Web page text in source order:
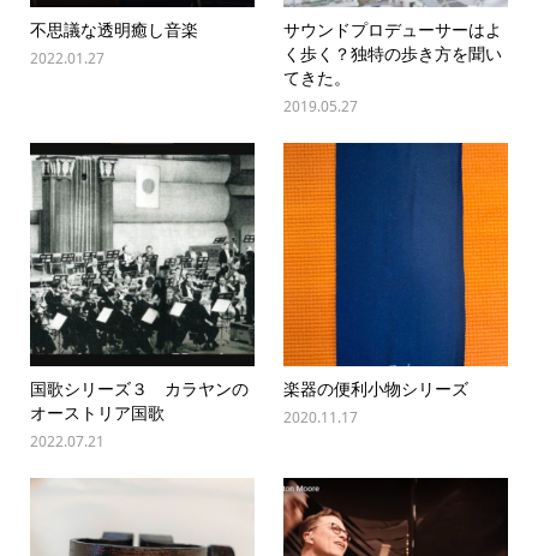
不思議な透明癒し音楽
2022.01.27
サウンドプロデューサーはよ
く歩く？独特の歩き方を聞い
てきた。
2019.05.27
国歌シリーズ３ カラヤンの
オーストリア国歌
2022.07.21
楽器の便利小物シリーズ
2020.11.17